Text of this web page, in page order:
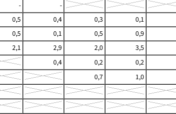
-
-
0,5 0,4 0,3 0,1
0,5 0,1 0,5 0,9
2,1 2,9 2,0 3,5
0,4 0,2 0,2
0,7 1,0